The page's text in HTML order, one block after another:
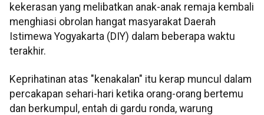
kekerasan yang melibatkan anak-anak remaja kembali
menghiasi obrolan hangat masyarakat Daerah
Istimewa Yogyakarta (DIY) dalam beberapa waktu
terakhir.
Keprihatinan atas "kenakalan" itu kerap muncul dalam
percakapan sehari-hari ketika orang-orang bertemu
dan berkumpul, entah di gardu ronda, warung